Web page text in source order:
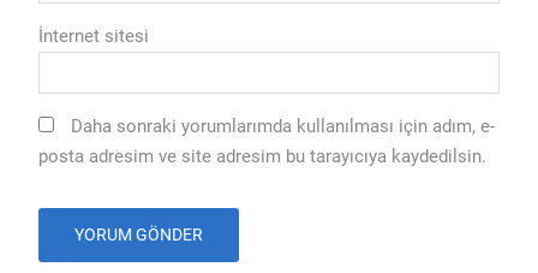
İnternet sitesi
Daha sonraki yorumlarımda kullanılması için adım, e-
posta adresim ve site adresim bu tarayıcıya kaydedilsin.